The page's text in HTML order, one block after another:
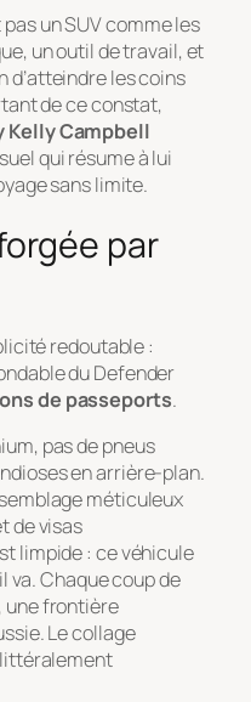
pas un SUV comme les
un outil de travail, et
d’atteindre les coins
de ce constat,
Kelly Campbell
qui résume à lui
sans limite.
par
redoutable :
du Defender
de passeports.
pas de pneus
en arrière-plan.
méticuleux
de visas
limpide : ce véhicule
va. Chaque coup de
une frontière
Le collage